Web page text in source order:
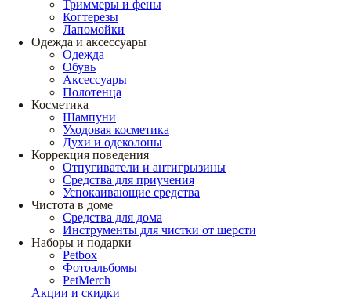
Триммеры и фены
Когтерезы
Лапомойки
Одежда и аксессуары
Одежда
Обувь
Аксессуары
Полотенца
Косметика
Шампуни
Уходовая косметика
Духи и одеколоны
Коррекция поведения
Отпугиватели и антигрызины
Средства для приучения
Успокаивающие средства
Чистота в доме
Средства для дома
Инструменты для чистки от шерсти
Наборы и подарки
Petbox
Фотоальбомы
PetMerch
Акции и скидки